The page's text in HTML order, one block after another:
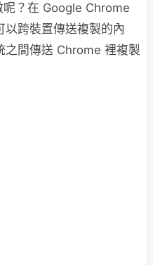
？在 Google Chrome
以跨裝置傳送複製的內
之間傳送 Chrome 裡複製